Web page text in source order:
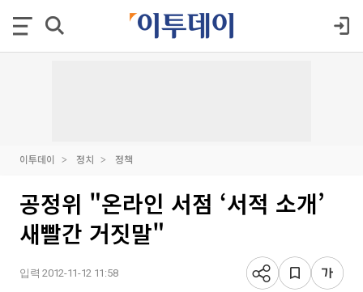
이투데이 정치 정책
공정위 "온라인 서점 ‘서적 소개’
새빨간 거짓말"
입력 2012-11-12 11:58